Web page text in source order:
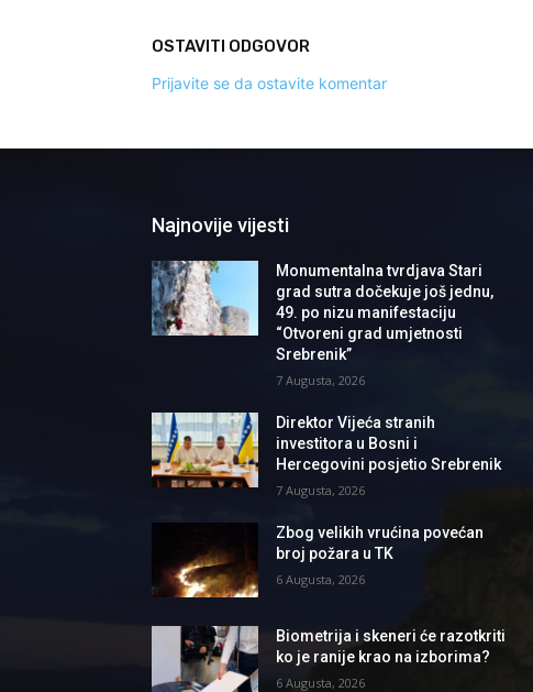
OSTAVITI ODGOVOR
Prijavite se da ostavite komentar
Najnovije vijesti
Monumentalna tvrdjava Stari
grad sutra dočekuje još jednu,
49. po nizu manifestaciju
“Otvoreni grad umjetnosti
Srebrenik”
7 Augusta, 2026
Direktor Vijeća stranih
investitora u Bosni i
Hercegovini posjetio Srebrenik
7 Augusta, 2026
Zbog velikih vrućina povećan
broj požara u TK
6 Augusta, 2026
Biometrija i skeneri će razotkriti
ko je ranije krao na izborima?
6 Augusta, 2026